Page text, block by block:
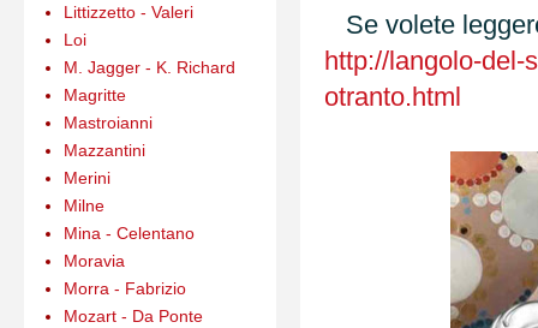
Se volete
http://langolo-del-
otranto.html
Littizzetto - Valeri
Loi
M. Jagger - K. Richard
Magritte
Mastroianni
Mazzantini
Merini
Milne
Mina - Celentano
Moravia
Morra - Fabrizio
Mozart - Da Ponte